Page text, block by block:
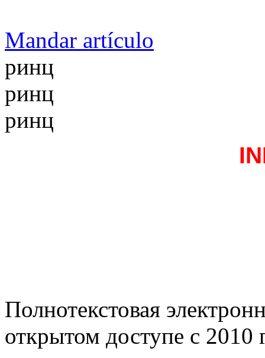
Mandar artículo
ринц
ринц
ринц
Полнотекстовая
открытом доступе с 2010